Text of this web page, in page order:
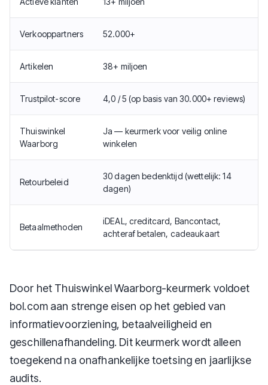
Verkooppartners 52.000+
Artikelen 38+ miljoen
Trustpilot-score 4,0 / 5 (op basis van 30.000+ reviews)
Thuiswinkel
Waarborg
Ja — keurmerk voor veilig online
winkelen
Retourbeleid
30 dagen bedenktijd (wettelijk: 14
dagen)
Betaalmethoden
iDEAL, creditcard, Bancontact,
achteraf betalen, cadeaukaart
Door het Thuiswinkel Waarborg-keurmerk voldoet
bol.com aan strenge eisen op het gebied van
informatievoorziening, betaalveiligheid en
geschillenafhandeling. Dit keurmerk wordt alleen
toegekend na onafhankelijke toetsing en jaarlijkse
audits.